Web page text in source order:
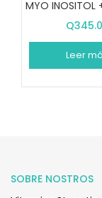
Q
Leer
SOBRE NOSTROS